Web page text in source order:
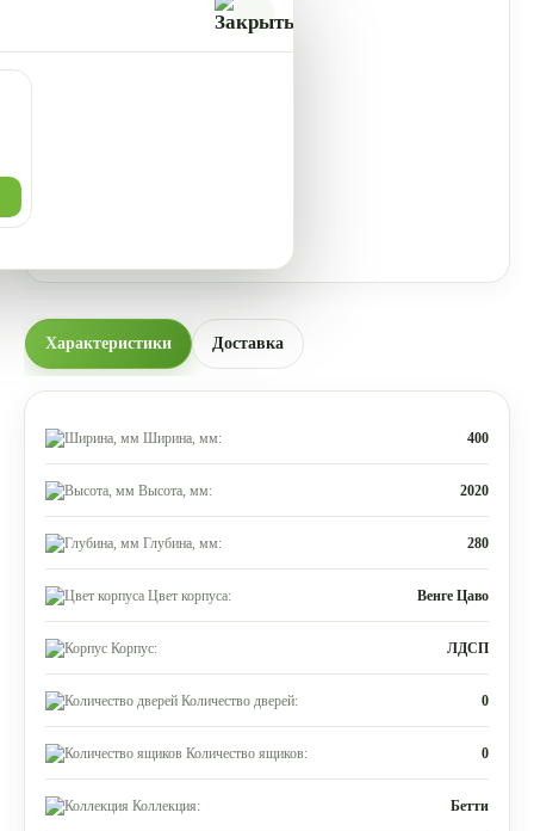
Характеристики Доставка
Ширина, мм: 400
Высота, мм: 2020
Глубина, мм: 280
Цвет корпуса: Венге Цаво
Корпус: ЛДСП
Количество дверей: 0
Количество ящиков: 0
Коллекция: Бетти